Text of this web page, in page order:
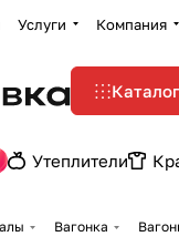
Услуги Компания
Каталог
Утеплители
Вагонка